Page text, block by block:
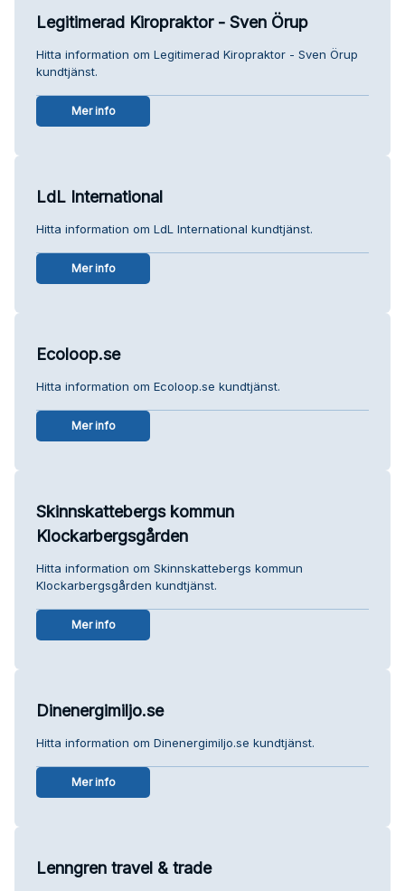
Legitimerad Kiropraktor - Sven Örup
Hitta information om Legitimerad Kiropraktor - Sven Örup
kundtjänst.
Mer info
LdL International
Hitta information om LdL International kundtjänst.
Mer info
Ecoloop.se
Hitta information om Ecoloop.se kundtjänst.
Mer info
Skinnskattebergs kommun
Klockarbergsgården
Hitta information om Skinnskattebergs kommun
Klockarbergsgården kundtjänst.
Mer info
Dinenergimiljo.se
Hitta information om Dinenergimiljo.se kundtjänst.
Mer info
Lenngren travel & trade